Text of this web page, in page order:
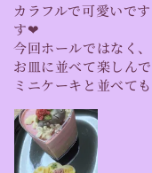
カラフルで可愛いで
す❤︎
今回ホールではなく
お皿に並べて楽しん
ミニケーキと並べて